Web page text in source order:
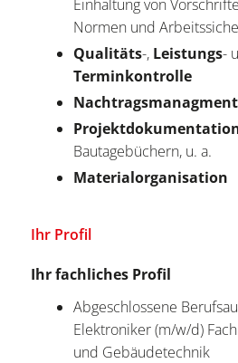
Einhaltung von
Normen und
Qualitäts-, Leistungs-
Terminkontrolle
Nachtragsmanagment
Bautagebüchern, u. a.
Materialorganisation
Ihr Profil
Ihr fachliches Profil
Abgeschlossene
Elektroniker (m/w/d)
und Gebäudetechnik